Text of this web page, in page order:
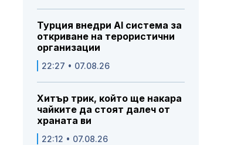
Турция внедри AI система за
откриване на терористични
организации
22:27 • 07.08.26
Хитър трик, който ще накара
чайките да стоят далеч от
храната ви
22:12 • 07.08.26